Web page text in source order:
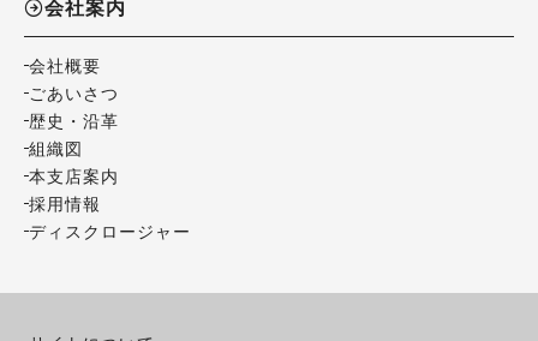
会社案内
会社概要
ごあいさつ
歴史・沿革
組織図
本支店案内
採用情報
ディスクロージャー